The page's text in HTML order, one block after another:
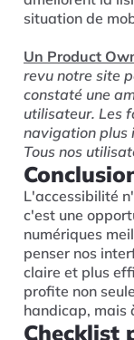
situation de
Un Product
revu notre site
constaté une
utilisateur. Les
navigation plus
Tous nos
L'accessibilité
c'est une
numériques
penser nos
claire et plus
profite non
handicap, mais
Checklist